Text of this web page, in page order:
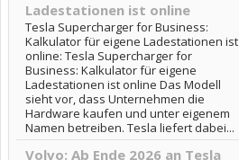
Ladestationen ist online
Tesla Supercharger for Business:
Kalkulator für eigene Ladestationen ist
online: Tesla Supercharger for
Business: Kalkulator für eigene
Ladestationen ist online Das Modell
sieht vor, dass Unternehmen die
Hardware kaufen und unter eigenem
Namen betreiben. Tesla liefert dabei...
Volvo: Ab Ende 2026 an Tesla